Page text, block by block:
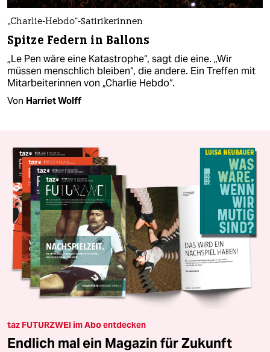
„Charlie-Hebdo“-Satirikerinnen
Spitze Federn in Ballons
„Le Pen wäre eine Katastrophe“, sagt die eine. „Wir
müssen menschlich bleiben“, die andere. Ein Treffen mit
Mitarbeiterinnen von „Charlie Hebdo“.
Von Harriet Wolff
taz FUTURZWEI im Abo entdecken
Endlich mal ein Magazin für Zukunft